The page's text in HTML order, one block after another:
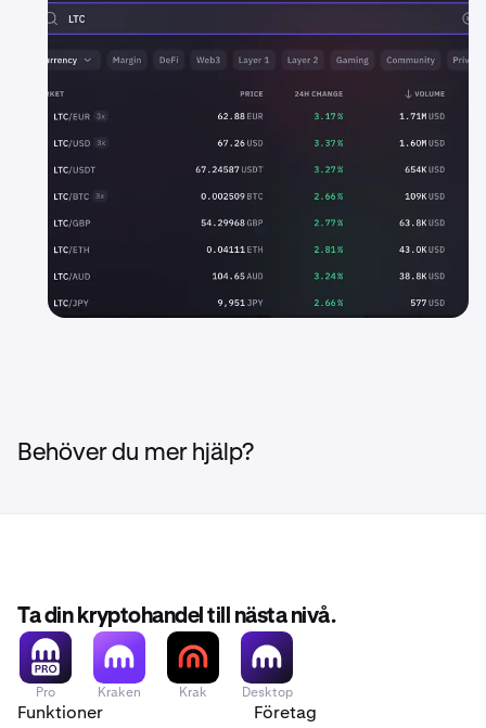
Behöver du mer hjälp?
Ta din kryptohandel till nästa nivå.
Pro Kraken Krak Desktop
Funktioner Företag